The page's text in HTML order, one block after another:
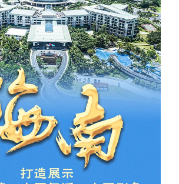
中央文件 金融 汽车
人居 信息化 数字经济
乡村振兴 银龄 溯源中国
旅游 能源 会展
娱乐 时尚 悦读
一带一路 亚太网